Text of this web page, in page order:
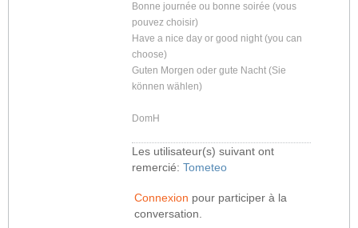
Bonne journée ou bonne soirée (vous
pouvez choisir)
Have a nice day or good night (you can
choose)
Guten Morgen oder gute Nacht (Sie
können wählen)
DomH
Les utilisateur(s) suivant ont
remercié: Tometeo
Connexion pour participer à la
conversation.